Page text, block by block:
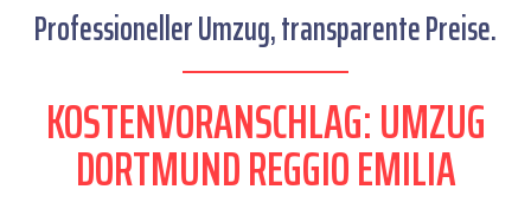
Professioneller Umzug, transparente Preise.
KOSTENVORANSCHLAG: UMZUG
DORTMUND REGGIO EMILIA